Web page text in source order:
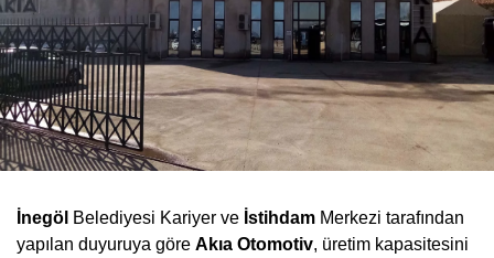
İnegöl Belediyesi Kariyer ve İstihdam Merkezi tarafından
yapılan duyuruya göre Akıa Otomotiv, üretim kapasitesini